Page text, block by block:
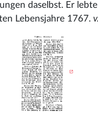
daselbst. Er
Lebensjahre 1767.